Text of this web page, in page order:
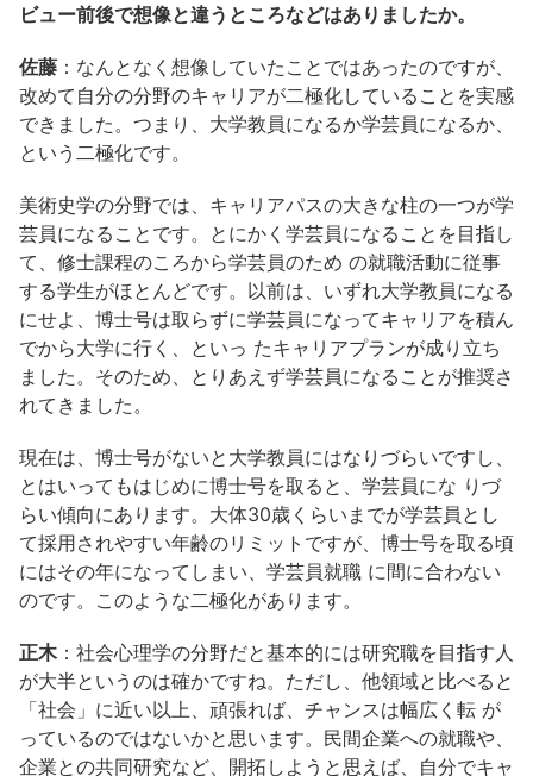
ビュー前後で想像と違うところなどはありましたか。
佐藤 ：なんとなく想像していたことではあったのですが、
改めて自分の分野のキャリアが二極化していることを実感
できました。つまり、大学教員になるか学芸員になるか、
という二極化です。
美術史学の分野では、キャリアパスの大きな柱の一つが学
芸員になることです。とにかく学芸員になることを目指し
て、修士課程のころから学芸員のため の就職活動に従事
する学生がほとんどです。以前は、いずれ大学教員になる
にせよ、博士号は取らずに学芸員になってキャリアを積ん
でから大学に行く、といっ たキャリアプランが成り立ち
ました。そのため、とりあえず学芸員になることが推奨さ
れてきました。
現在は、博士号がないと大学教員にはなりづらいですし、
とはいってもはじめに博士号を取ると、学芸員にな りづ
らい傾向にあります。大体30歳くらいまでが学芸員とし
て採用されやすい年齢のリミットですが、博士号を取る頃
にはその年になってしまい、学芸員就職 に間に合わない
のです。このような二極化があります。
正木：社会心理学の分野だと基本的には研究職を目指す人
が大半というのは確かですね。ただし、他領域と比べると
「社会」に近い以上、頑張れば、チャンスは幅広く転 が
っているのではないかと思います。民間企業への就職や、
企業との共同研究など、開拓しようと思えば、自分でキャ